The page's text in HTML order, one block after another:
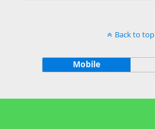
Back to top
Mobile